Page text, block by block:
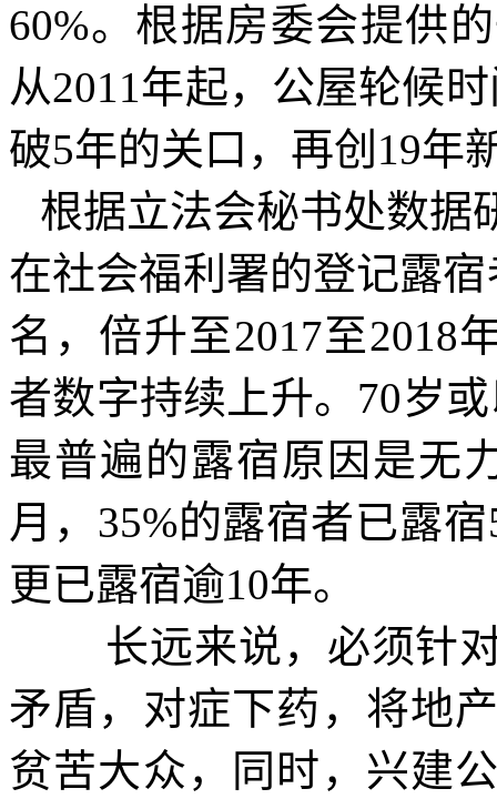
60%。根据房委会提供
从2011年起，公屋轮候
破5年的关口，再创 19年
根据立法会秘书处数据
在社会福利署的登记露
名，倍升至2017至2018
者数字持续上升。 70岁
最普遍的露宿原因是无
月， 35%的露宿者已露宿
更已露宿逾10年。
长远来说，必须针
矛盾，对症下药，将地
贫苦大众，同时，兴建